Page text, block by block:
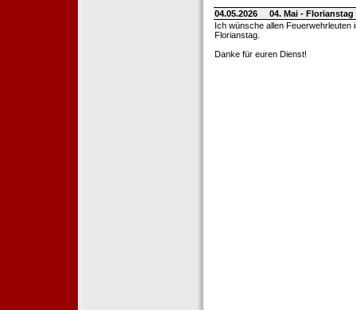
04.05.2026
04. Mai -
Ich wünsche allen Feuerwehrleuten
Florianstag.
Danke für euren Dienst!